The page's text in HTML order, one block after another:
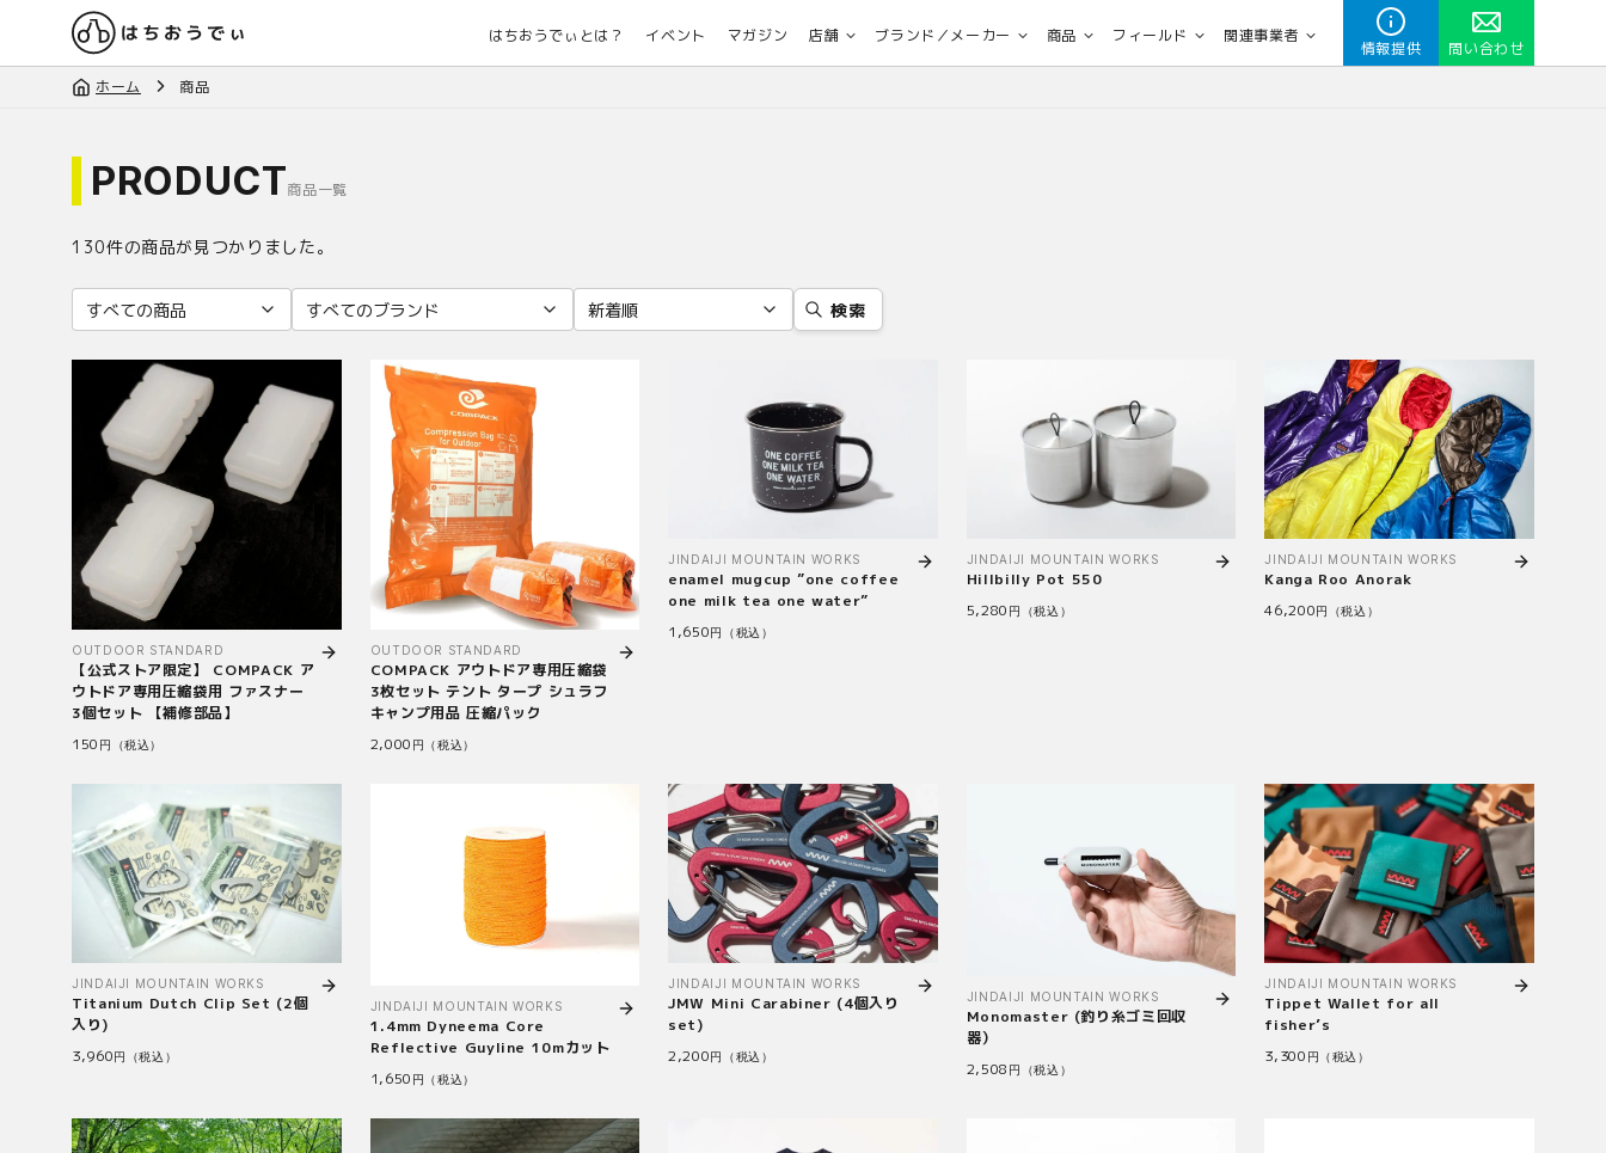
はちおうでぃとは？ イベント マガジン 店舗 ブランド／メーカー 商品 フィールド 関連事業者
情報提供
問い合わせ
ホーム
商品
PRODUCT商品一覧
130件の商品が見つかりました。
検索
OUTDOOR STANDARD
【公式ストア限定】 COMPACK ア
ウトドア専用圧縮袋用 ファスナー
3個セット 【補修部品】
150 円（税込）
OUTDOOR STANDARD
COMPACK アウトドア専用圧縮袋
3枚セット テント タープ シュラフ
キャンプ用品 圧縮パック
2,000 円（税込）
JINDAIJI MOUNTAIN WORKS
enamel mugcup ”one coffee
one milk tea one water”
1,650円（税込）
JINDAIJI MOUNTAIN WORKS
Hillbilly Pot 550
5,280 円（税込）
JINDAIJI MOUNTAIN WORKS
Kanga Roo Anorak
46,200円（税込）
JINDAIJI MOUNTAIN WORKS
Titanium Dutch Clip Set (2個
入り)
3,960円（税込）
JINDAIJI MOUNTAIN WORKS
1.4mm Dyneema Core
Reflective Guyline 10mカット
1,650 円（税込）
JINDAIJI MOUNTAIN WORKS
JMW Mini Carabiner (4個入り
set)
2,200円（税込）
JINDAIJI MOUNTAIN WORKS
Monomaster (釣り糸ゴミ回収
器）
2,508 円（税込）
JINDAIJI MOUNTAIN WORKS
Tippet Wallet for all
fisher’s
3,300 円（税込）